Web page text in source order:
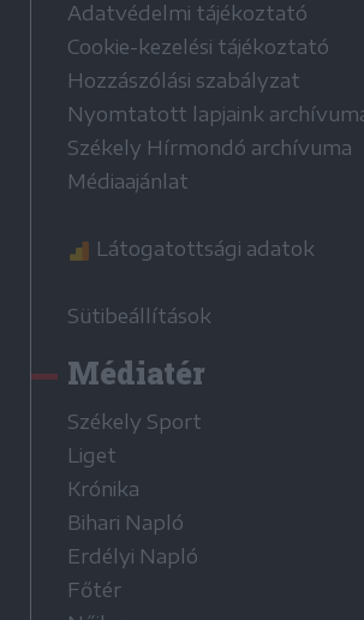
Adatvédelmi tájékoztató
Cookie-kezelési tájékoztató
Hozzászólási szabályzat
Nyomtatott lapjaink
Székely Hírmondó archívuma
Médiaajánlat
Látogatottsági adatok
Sütibeállítások
Médiatér
Székely Sport
Liget
Krónika
Bihari Napló
Erdélyi Napló
Főtér